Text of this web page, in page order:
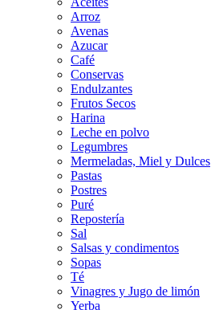
Arroz
Avenas
Azucar
Café
Conservas
Endulzantes
Frutos Secos
Harina
Leche en polvo
Legumbres
Mermeladas, Miel y Dulces
Pastas
Postres
Puré
Repostería
Sal
Salsas y condimentos
Sopas
Té
Vinagres y Jugo de limón
Yerba